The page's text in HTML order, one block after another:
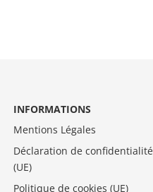
INFORMATIONS
Mentions Légales
Déclaration de confidentialité
(UE)
Politique de cookies (UE)